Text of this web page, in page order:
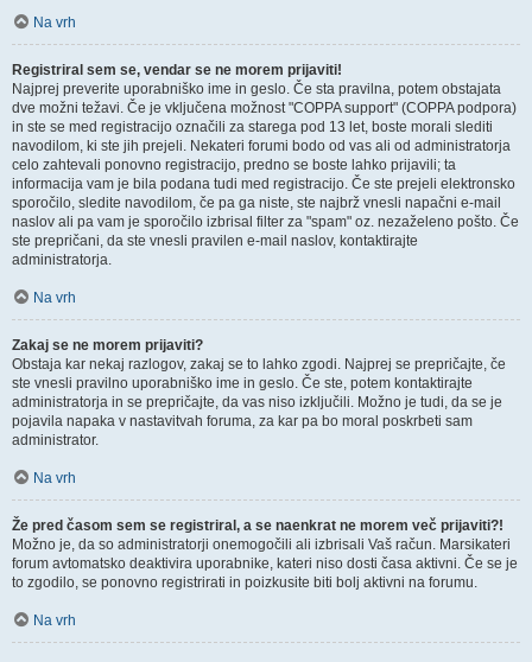
Na vrh
Registriral sem se, vendar se ne morem prijaviti!
Najprej preverite uporabniško ime in geslo. Če sta pravilna, potem obstajata
dve možni težavi. Če je vključena možnost "COPPA support" (COPPA podpora)
in ste se med registracijo označili za starega pod 13 let, boste morali slediti
navodilom, ki ste jih prejeli. Nekateri forumi bodo od vas ali od administratorja
celo zahtevali ponovno registracijo, predno se boste lahko prijavili; ta
informacija vam je bila podana tudi med registracijo. Če ste prejeli elektronsko
sporočilo, sledite navodilom, če pa ga niste, ste najbrž vnesli napačni e-mail
naslov ali pa vam je sporočilo izbrisal filter za "spam" oz. nezaželeno pošto. Če
ste prepričani, da ste vnesli pravilen e-mail naslov, kontaktirajte
administratorja.
Na vrh
Zakaj se ne morem prijaviti?
Obstaja kar nekaj razlogov, zakaj se to lahko zgodi. Najprej se prepričajte, če
ste vnesli pravilno uporabniško ime in geslo. Če ste, potem kontaktirajte
administratorja in se prepričajte, da vas niso izključili. Možno je tudi, da se je
pojavila napaka v nastavitvah foruma, za kar pa bo moral poskrbeti sam
administrator.
Na vrh
Že pred časom sem se registriral, a se naenkrat ne morem več prijaviti?!
Možno je, da so administratorji onemogočili ali izbrisali Vaš račun. Marsikateri
forum avtomatsko deaktivira uporabnike, kateri niso dosti časa aktivni. Če se je
to zgodilo, se ponovno registrirati in poizkusite biti bolj aktivni na forumu.
Na vrh